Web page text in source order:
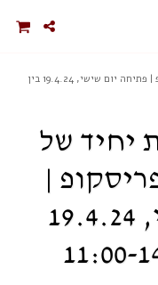
"סירנות" תערוכת יחיד של גליה חי | גלריה פריסקופ | פתיחה יום שישי, 19.4.24 בין
יחיד של
|
פתיחה יום שישי, 19.4.24